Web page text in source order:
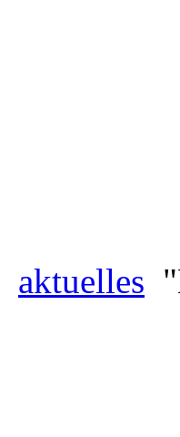
aktuelles